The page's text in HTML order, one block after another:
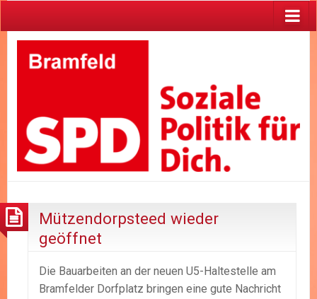
Mützendorpsteed wieder
geöffnet
Die Bauarbeiten an der neuen U5-Haltestelle am
Bramfelder Dorfplatz bringen eine gute Nachricht